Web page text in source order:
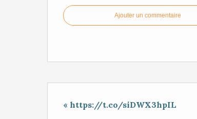
Ajouter un commentaire
« https://t.co/siDWX3hpIL